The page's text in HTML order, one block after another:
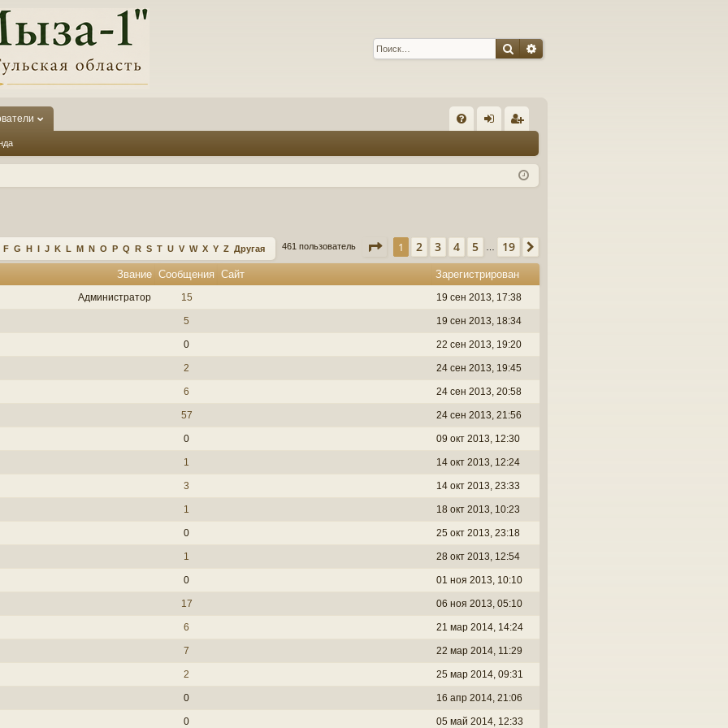
ПоискРасширенный поиск
Q д ис
ия
F G H I J K L M N O P Q R S T U V W X Y Z Другая 461 пользователь Страница из 19
1 2 3 4 5 19
Звание Сообщения Сайт Зарегистрирован
Администратор 15 19 сен 2013, 17:38
5 19 сен 2013, 18:34
0 22 сен 2013, 19:20
2 24 сен 2013, 19:45
6 24 сен 2013, 20:58
57 24 сен 2013, 21:56
0 09 окт 2013, 12:30
1 14 окт 2013, 12:24
3 14 окт 2013, 23:33
1 18 окт 2013, 10:23
0 25 окт 2013, 23:18
1 28 окт 2013, 12:54
0 01 ноя 2013, 10:10
17 06 ноя 2013, 05:10
6 21 мар 2014, 14:24
7 22 мар 2014, 11:29
2 25 мар 2014, 09:31
0 16 апр 2014, 21:06
0 05 май 2014, 12:33